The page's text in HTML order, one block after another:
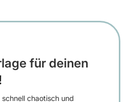
für deinen
chaotisch und